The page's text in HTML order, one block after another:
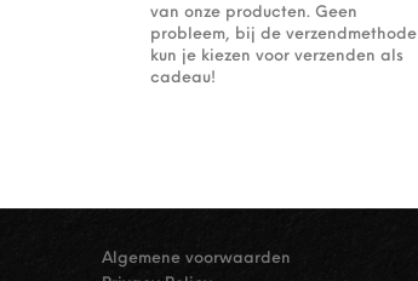
van onze producten. Geen
probleem, bij de verzendmethode
kun je kiezen voor verzenden als
cadeau!
Algemene voorwaarden